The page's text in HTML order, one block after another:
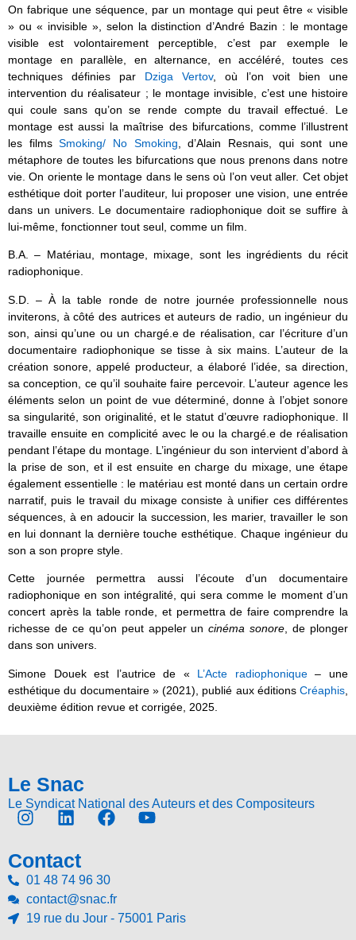
On fabrique une séquence, par un montage qui peut être « visible
» ou « invisible », selon la distinction d’André Bazin : le montage
visible est volontairement perceptible, c’est par exemple le
montage en parallèle, en alternance, en accéléré, toutes ces
techniques définies par Dziga Vertov, où l’on voit bien une
intervention du réalisateur ; le montage invisible, c’est une histoire
qui coule sans qu’on se rende compte du travail effectué. Le
montage est aussi la maîtrise des bifurcations, comme l’illustrent
les filmsSmoking/ No Smoking , d’Alain Resnais, qui sont une
métaphore de toutes les bifurcations que nous prenons dans notre
vie. On oriente le montage dans le sens où l’on veut aller. Cet objet
esthétique doit porter l’auditeur, lui proposer une vision, une entrée
dans un univers. Le documentaire radiophonique doit se suffire à
lui-même, fonctionner tout seul, comme un film.
B.A. – Matériau, montage, mixage, sont les ingrédients du récit
radiophonique.
S.D. – À la table ronde de notre journée professionnelle nous
inviterons, à côté des autrices et auteurs de radio, un ingénieur du
son, ainsi qu’une ou un chargé.e de réalisation, car l’écriture d’un
documentaire radiophonique se tisse à six mains. L’auteur de la
création sonore, appelé producteur, a élaboré l’idée, sa direction,
sa conception, ce qu’il souhaite faire percevoir. L’auteur agence les
éléments selon un point de vue déterminé, donne à l’objet sonore
sa singularité, son originalité, et le statut d’œuvre radiophonique. Il
travaille ensuite en complicité avec le ou la chargé.e de réalisation
pendant l’étape du montage. L’ingénieur du son intervient d’abord à
la prise de son, et il est ensuite en charge du mixage, une étape
également essentielle : le matériau est monté dans un certain ordre
narratif, puis le travail du mixage consiste à unifier ces différentes
séquences, à en adoucir la succession, les marier, travailler le son
en lui donnant la dernière touche esthétique. Chaque ingénieur du
son a son propre style.
Cette journée permettra aussi l’écoute d’un documentaire
radiophonique en son intégralité, qui sera comme le moment d’un
concert après la table ronde, et permettra de faire comprendre la
richesse de ce qu’on peut appeler uncinéma sonore , de plonger
dans son univers.
Simone Douek est l’autrice de « L’Acte radiophonique– une
esthétique du documentaire » (2021), publié aux éditions Créaphis
deuxième édition revue et corrigée, 2025.
Le Snac
Le Syndicat National des Auteurs et des Compositeurs
Contact
01 48 74 96 30
contact@snac.fr
19 rue du Jour - 75001 Paris